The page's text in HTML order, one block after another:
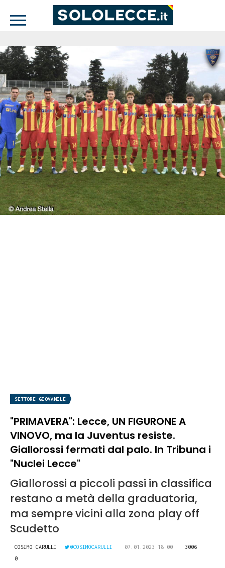
SETTORE GIOVANILE
"PRIMAVERA": Lecce, UN FIGURONE A
VINOVO, ma la Juventus resiste.
Giallorossi fermati dal palo. In Tribuna i
"Nuclei Lecce"
Giallorossi a piccoli passi in classifica
restano a metà della graduatoria,
ma sempre vicini alla zona play off
Scudetto
COSIMO CARULLI @COSIMOCARULLI 07.01.2023 18:00
3006
0